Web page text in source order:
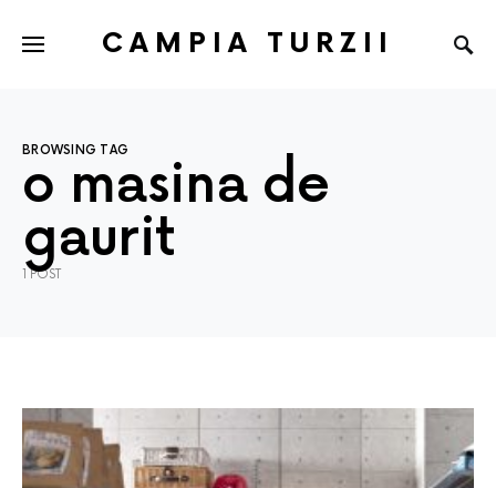
CAMPIA TURZII
BROWSING TAG
o masina de
gaurit
1 POST